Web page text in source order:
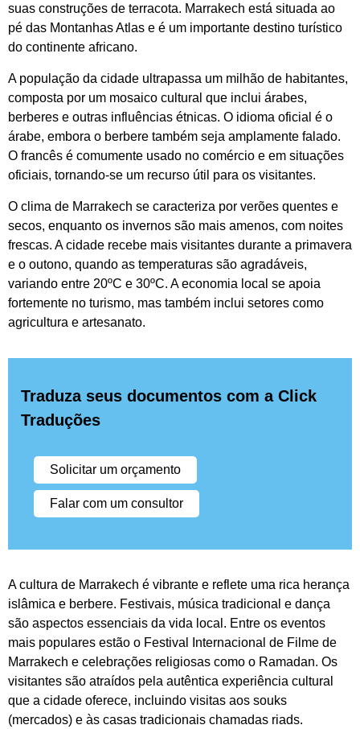
suas construções de terracota. Marrakech está situada ao
pé das Montanhas Atlas e é um importante destino turístico
do continente africano.
A população da cidade ultrapassa um milhão de habitantes,
composta por um mosaico cultural que inclui árabes,
berberes e outras influências étnicas. O idioma oficial é o
árabe, embora o berbere também seja amplamente falado.
O francês é comumente usado no comércio e em situações
oficiais, tornando-se um recurso útil para os visitantes.
O clima de Marrakech se caracteriza por verões quentes e
secos, enquanto os invernos são mais amenos, com noites
frescas. A cidade recebe mais visitantes durante a primavera
e o outono, quando as temperaturas são agradáveis,
variando entre 20ºC e 30ºC. A economia local se apoia
fortemente no turismo, mas também inclui setores como
agricultura e artesanato.
Traduza seus documentos com a Click
Traduções
Solicitar um orçamento
Falar com um consultor
A cultura de Marrakech é vibrante e reflete uma rica herança
islâmica e berbere. Festivais, música tradicional e dança
são aspectos essenciais da vida local. Entre os eventos
mais populares estão o Festival Internacional de Filme de
Marrakech e celebrações religiosas como o Ramadan. Os
visitantes são atraídos pela autêntica experiência cultural
que a cidade oferece, incluindo visitas aos souks
(mercados) e às casas tradicionais chamadas riads.